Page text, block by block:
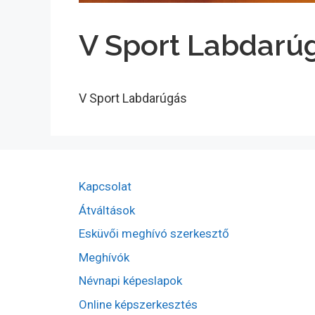
V Sport
V Sport Labdarúgás
Kapcsolat
Átváltások
Esküvői meghívó szerkesztő
Meghívók
Névnapi képeslapok
Online képszerkesztés